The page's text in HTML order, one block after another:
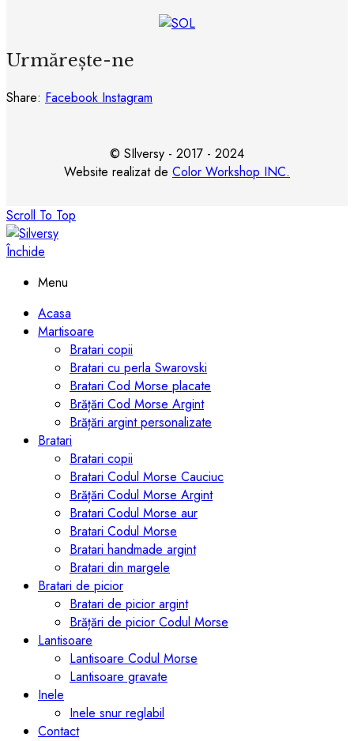
Urmărește-ne
Share: Facebook Instagram
© SIlversy - 2017 - 2024
Website realizat de Color Workshop INC.
Scroll To Top
Închide
Menu
Acasa
Martisoare
Bratari copii
Bratari cu perla Swarovski
Bratari Cod Morse placate
Brățări Cod Morse Argint
Brățări argint personalizate
Bratari
Bratari copii
Bratari Codul Morse Cauciuc
Brățări Codul Morse Argint
Bratari Codul Morse aur
Bratari Codul Morse
Bratari handmade argint
Bratari din margele
Bratari de picior
Bratari de picior argint
Brățări de picior Codul Morse
Lantisoare
Lantisoare Codul Morse
Lantisoare gravate
Inele
Inele snur reglabil
Contact